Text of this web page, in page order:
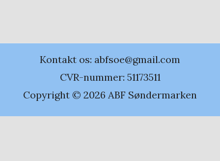
Kontakt os: abfsoe@gmail.com
CVR-nummer: 51173511
Copyright © 2026 ABF Søndermarken